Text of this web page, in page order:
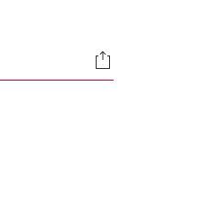
Socials